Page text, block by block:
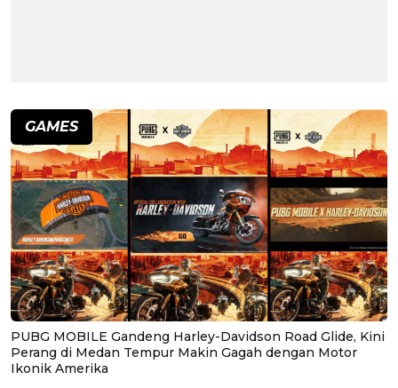
GAMES
PUBG MOBILE Gandeng Harley-Davidson Road Glide, Kini
Perang di Medan Tempur Makin Gagah dengan Motor
Ikonik Amerika